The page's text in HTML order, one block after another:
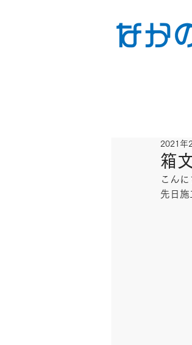
箱
2021年
こん
先日施